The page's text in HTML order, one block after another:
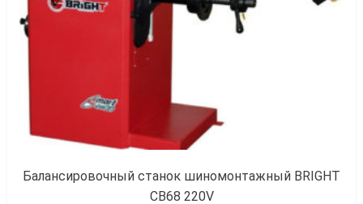
Балансировочный станок шиномонтажный BRIGHT
CB68 220V